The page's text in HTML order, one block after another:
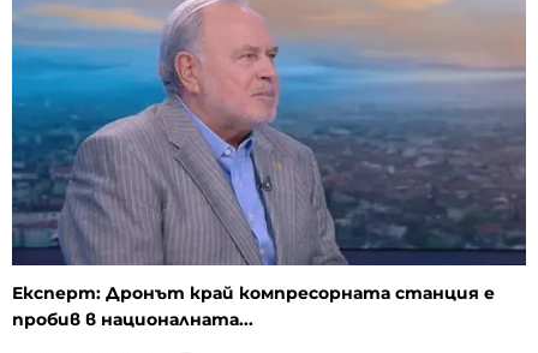
Експерт: Дронът край компресорната станция е
пробив в националната...